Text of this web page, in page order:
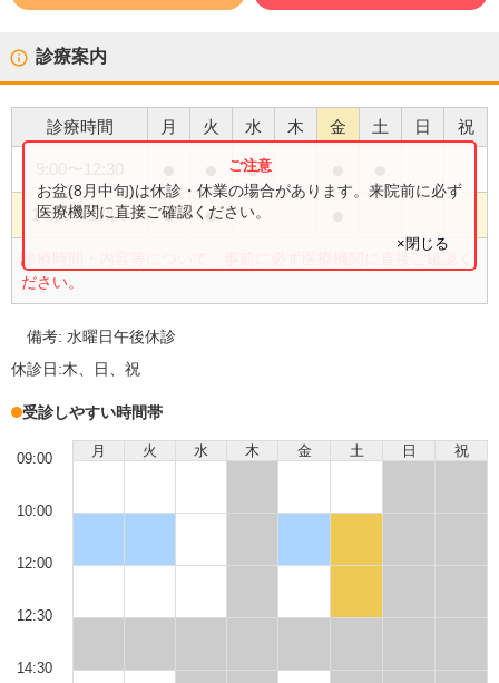
診療案内
診療時間 月 火 水 木 金 土 日 祝
●
14:30〜17:00 ● ●
診療時間・内容等について、事前に必ず医療機関に直接ご確認く
ださい。
お盆(8月中旬)は休診・休業の場合があります。来院前に必ず
医療機関に直接ご確認ください。
×閉じる
備考:水曜日午後休診
休診日:木、日、祝
受診しやすい時間帯
月 火 水 木 金 土 日 祝
09:00
10:00
12:00
12:30
14:30